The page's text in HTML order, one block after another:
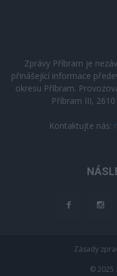
Zprávy Příbram je
přinášející informace
okresu Příbram.
Příbram III,
Kontaktujte nás:
Zásady
© 2025